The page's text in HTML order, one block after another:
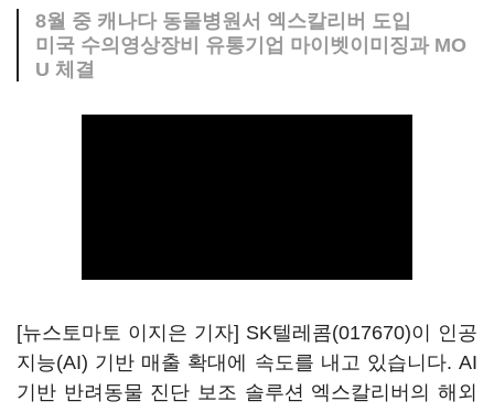
8월 중 캐나다 동물병원서 엑스칼리버 도입
미국 수의영상장비 유통기업 마이벳이미징과 MO
U 체결
[뉴스토마토 이지은 기자] SK텔레콤(017670)이 인공
지능(AI) 기반 매출 확대에 속도를 내고 있습니다. AI
기반 반려동물 진단 보조 솔루션 엑스칼리버의 해외